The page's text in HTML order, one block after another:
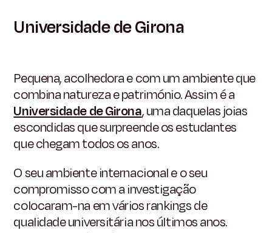
Universidade de Girona
Pequena, acolhedora e com um ambiente que
combina natureza e património. Assim é a
Universidade de Girona, uma daquelas joias
escondidas que surpreende os estudantes
que chegam todos os anos.
O seu ambiente internacional e o seu
compromisso com a investigação
colocaram-na em vários rankings de
qualidade universitária nos últimos anos.